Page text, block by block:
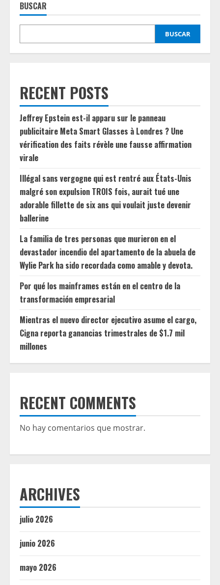
BUSCAR
BUSCAR
RECENT POSTS
Jeffrey Epstein est-il apparu sur le panneau
publicitaire Meta Smart Glasses à Londres ? Une
vérification des faits révèle une fausse affirmation
virale
Illégal sans vergogne qui est rentré aux États-Unis
malgré son expulsion TROIS fois, aurait tué une
adorable fillette de six ans qui voulait juste devenir
ballerine
La familia de tres personas que murieron en el
devastador incendio del apartamento de la abuela de
Wylie Park ha sido recordada como amable y devota.
Por qué los mainframes están en el centro de la
transformación empresarial
Mientras el nuevo director ejecutivo asume el cargo,
Cigna reporta ganancias trimestrales de $1.7 mil
millones
RECENT COMMENTS
No hay comentarios que mostrar.
ARCHIVES
julio 2026
junio 2026
mayo 2026